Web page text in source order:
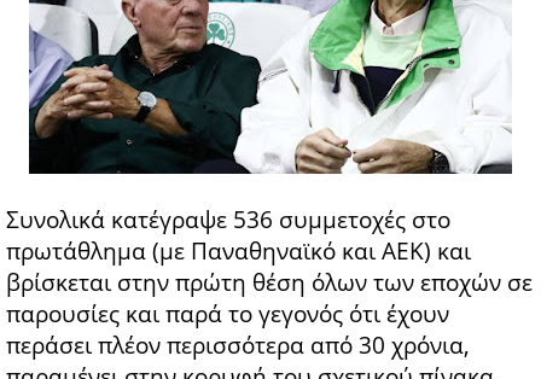
Συνολικά κατέγραψε 536 συμμετοχές στο
πρωτάθλημα (με Παναθηναϊκό και ΑΕΚ) και
βρίσκεται στην πρώτη θέση όλων των εποχών σε
παρουσίες και παρά το γεγονός ότι έχουν
περάσει πλέον περισσότερα από 30 χρόνια,